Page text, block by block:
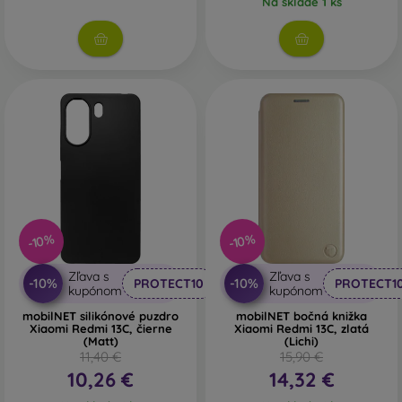
-10%
-10%
Zľava s
kupónom
PROTECT10
mobilNET silikónové puzdro
Xiaomi Redmi 13C, čierne
(Matt)
11,40 €
10,26 €
-10%
-10%
Zľava s
kupónom
mobilNET bočná knižka
Xiaomi Redmi 13C, zlatá
(Lichi)
15,90 €
14,32 €